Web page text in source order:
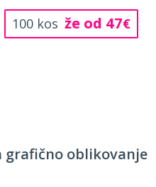
100 kos že od 47€
grafično oblikovanje